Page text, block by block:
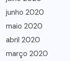
junho 2020
maio 2020
abril 2020
março 2020